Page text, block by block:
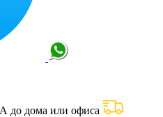
дома или офиса